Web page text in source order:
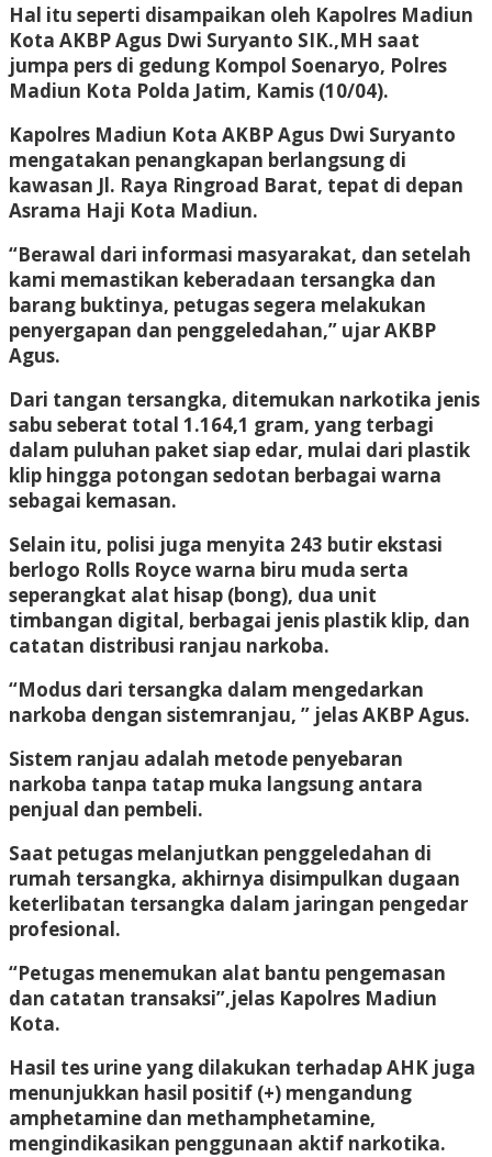
Hal itu seperti disampaikan oleh Kapolres Madiun
Kota AKBP Agus Dwi Suryanto SIK.,MH saat
jumpa pers di gedung Kompol Soenaryo, Polres
Madiun Kota Polda Jatim, Kamis (10/04).
Kapolres Madiun Kota AKBP Agus Dwi Suryanto
mengatakan penangkapan berlangsung di
kawasan Jl. Raya Ringroad Barat, tepat di depan
Asrama Haji Kota Madiun.
“Berawal dari informasi masyarakat, dan setelah
kami memastikan keberadaan tersangka dan
barang buktinya, petugas segera melakukan
penyergapan dan penggeledahan,” ujar AKBP
Agus.
Dari tangan tersangka, ditemukan narkotika jenis
sabu seberat total 1.164,1 gram, yang terbagi
dalam puluhan paket siap edar, mulai dari plastik
klip hingga potongan sedotan berbagai warna
sebagai kemasan.
Selain itu, polisi juga menyita 243 butir ekstasi
berlogo Rolls Royce warna biru muda serta
seperangkat alat hisap (bong), dua unit
timbangan digital, berbagai jenis plastik klip, dan
catatan distribusi ranjau narkoba.
“Modus dari tersangka dalam mengedarkan
narkoba dengan sistemranjau, ” jelas AKBP Agus.
Sistem ranjau adalah metode penyebaran
narkoba tanpa tatap muka langsung antara
penjual dan pembeli.
Saat petugas melanjutkan penggeledahan di
rumah tersangka, akhirnya disimpulkan dugaan
keterlibatan tersangka dalam jaringan pengedar
profesional.
“Petugas menemukan alat bantu pengemasan
dan catatan transaksi”,jelas Kapolres Madiun
Kota.
Hasil tes urine yang dilakukan terhadap AHK juga
menunjukkan hasil positif (+) mengandung
amphetamine dan methamphetamine,
mengindikasikan penggunaan aktif narkotika.